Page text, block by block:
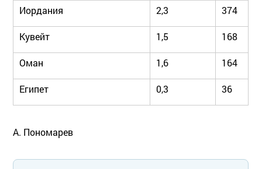
Иордания 2,3 374
Кувейт 1,5 168
Оман 1,6 164
Египет 0,3 36
А. Пономарев